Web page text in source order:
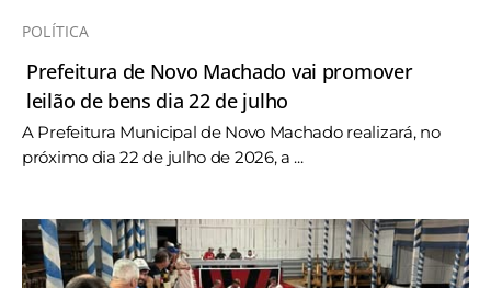
POLÍTICA
Prefeitura de Novo Machado vai promover
leilão de bens dia 22 de julho
A Prefeitura Municipal de Novo Machado realizará, no
próximo dia 22 de julho de 2026, a ...